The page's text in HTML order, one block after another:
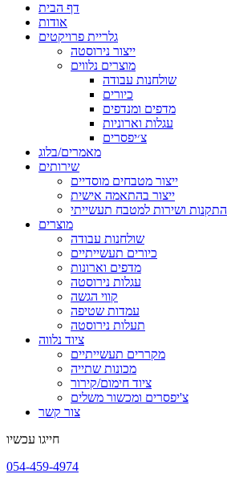
דף הבית
אודות
גלריית פרויקטים
ייצור נירוסטה
מוצרים נלווים
שולחנות עבודה
כיורים
מדפים ומנדפים
עגלות וארוניות
צ׳יפסרים
מאמרים/בלוג
שירותים
ייצור מטבחים מוסדיים
ייצור בהתאמה אישית
התקנות ושירות למטבח תעשייתי
מוצרים
שולחנות עבודה
כיורים תעשייתיים
מדפים וארונות
עגלות נירוסטה
קווי הגשה
עמדות שטיפה
תעלות נירוסטה
ציוד נלווה
מקררים תעשייתיים
מכונות שתייה
ציוד חימום/קירור
צ'יפסרים ומכשור משלים
צור קשר
חייגו עכשיו
054-459-4974